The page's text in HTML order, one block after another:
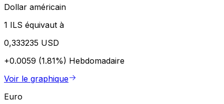
Dollar américain
1 ILS équivaut à
0,333235 USD
+0.0059 (1.81%) Hebdomadaire
Voir le graphique
Euro